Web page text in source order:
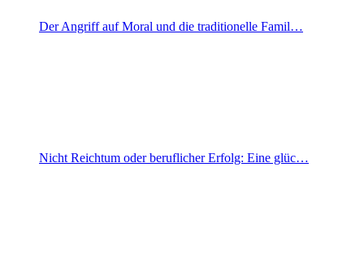
Der Angriff auf Moral und die traditionelle Famil…
Nicht Reichtum oder beruflicher Erfolg: Eine glüc…